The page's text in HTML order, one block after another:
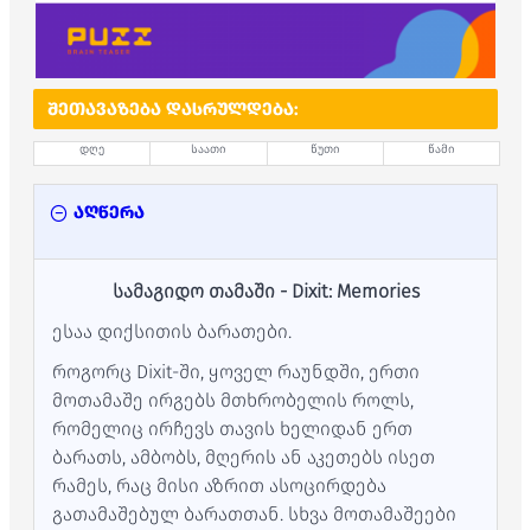
აღწერა
სამაგიდო თამაში - Dixit: Memories
ესაა დიქსითის ბარათები.
როგორც Dixit-ში, ყოველ რაუნდში, ერთი
მოთამაშე ირგებს მთხრობელის როლს,
რომელიც ირჩევს თავის ხელიდან ერთ
ბარათს, ამბობს, მღერის ან აკეთებს ისეთ
რამეს, რაც მისი აზრით ასოცირდება
გათამაშებულ ბარათთან. სხვა მოთამაშეები
ᲨᲔᲗᲐᲕᲐᲖᲔᲑᲐ ᲓᲐᲡᲠᲣᲚᲓᲔᲑᲐ:
დღე საათი წუთი წამი